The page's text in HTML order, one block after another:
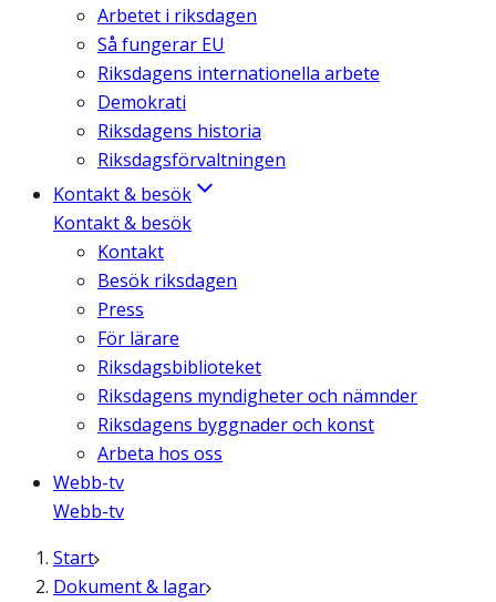
Arbetet i riksdagen
Så fungerar EU
Riksdagens internationella arbete
Demokrati
Riksdagens historia
Riksdagsförvaltningen
Kontakt & besök
Kontakt & besök
Kontakt
Besök riksdagen
Press
För lärare
Riksdagsbiblioteket
Riksdagens myndigheter och nämnder
Riksdagens byggnader och konst
Arbeta hos oss
Webb-tv
Webb-tv
Start
Dokument & lagar